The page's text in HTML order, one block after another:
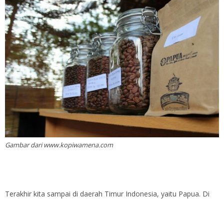
Gambar dari www.kopiwamena.com
Terakhir kita sampai di daerah Timur Indonesia, yaitu Papua. Di